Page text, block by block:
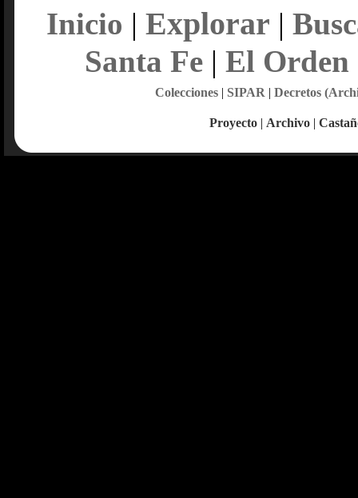
Inicio | Explorar |
Santa Fe| El Orden
Colecciones| SIPAR | Decretos
Proyecto | Archivo |